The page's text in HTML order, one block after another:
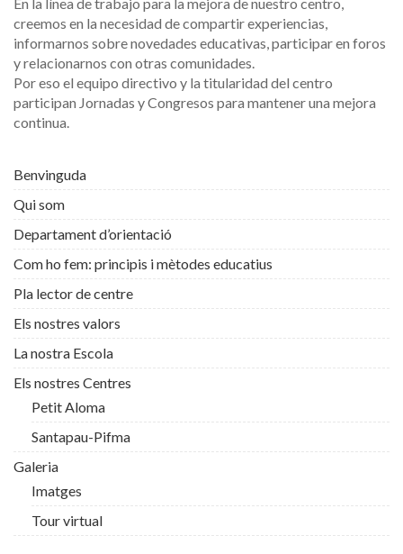
creemos en la necesidad de compartir experiencias,
informarnos sobre novedades educativas, participar en foros
y relacionarnos con otras comunidades.
Por eso el equipo directivo y la titularidad del centro
participan Jornadas y Congresos para mantener una mejora
continua.
Benvinguda
Qui som
Departament d’orientació
Com ho fem: principis i mètodes educatius
Pla lector de centre
Els nostres valors
La nostra Escola
Els nostres Centres
Petit Aloma
Santapau-Pifma
Galeria
Imatges
Tour virtual